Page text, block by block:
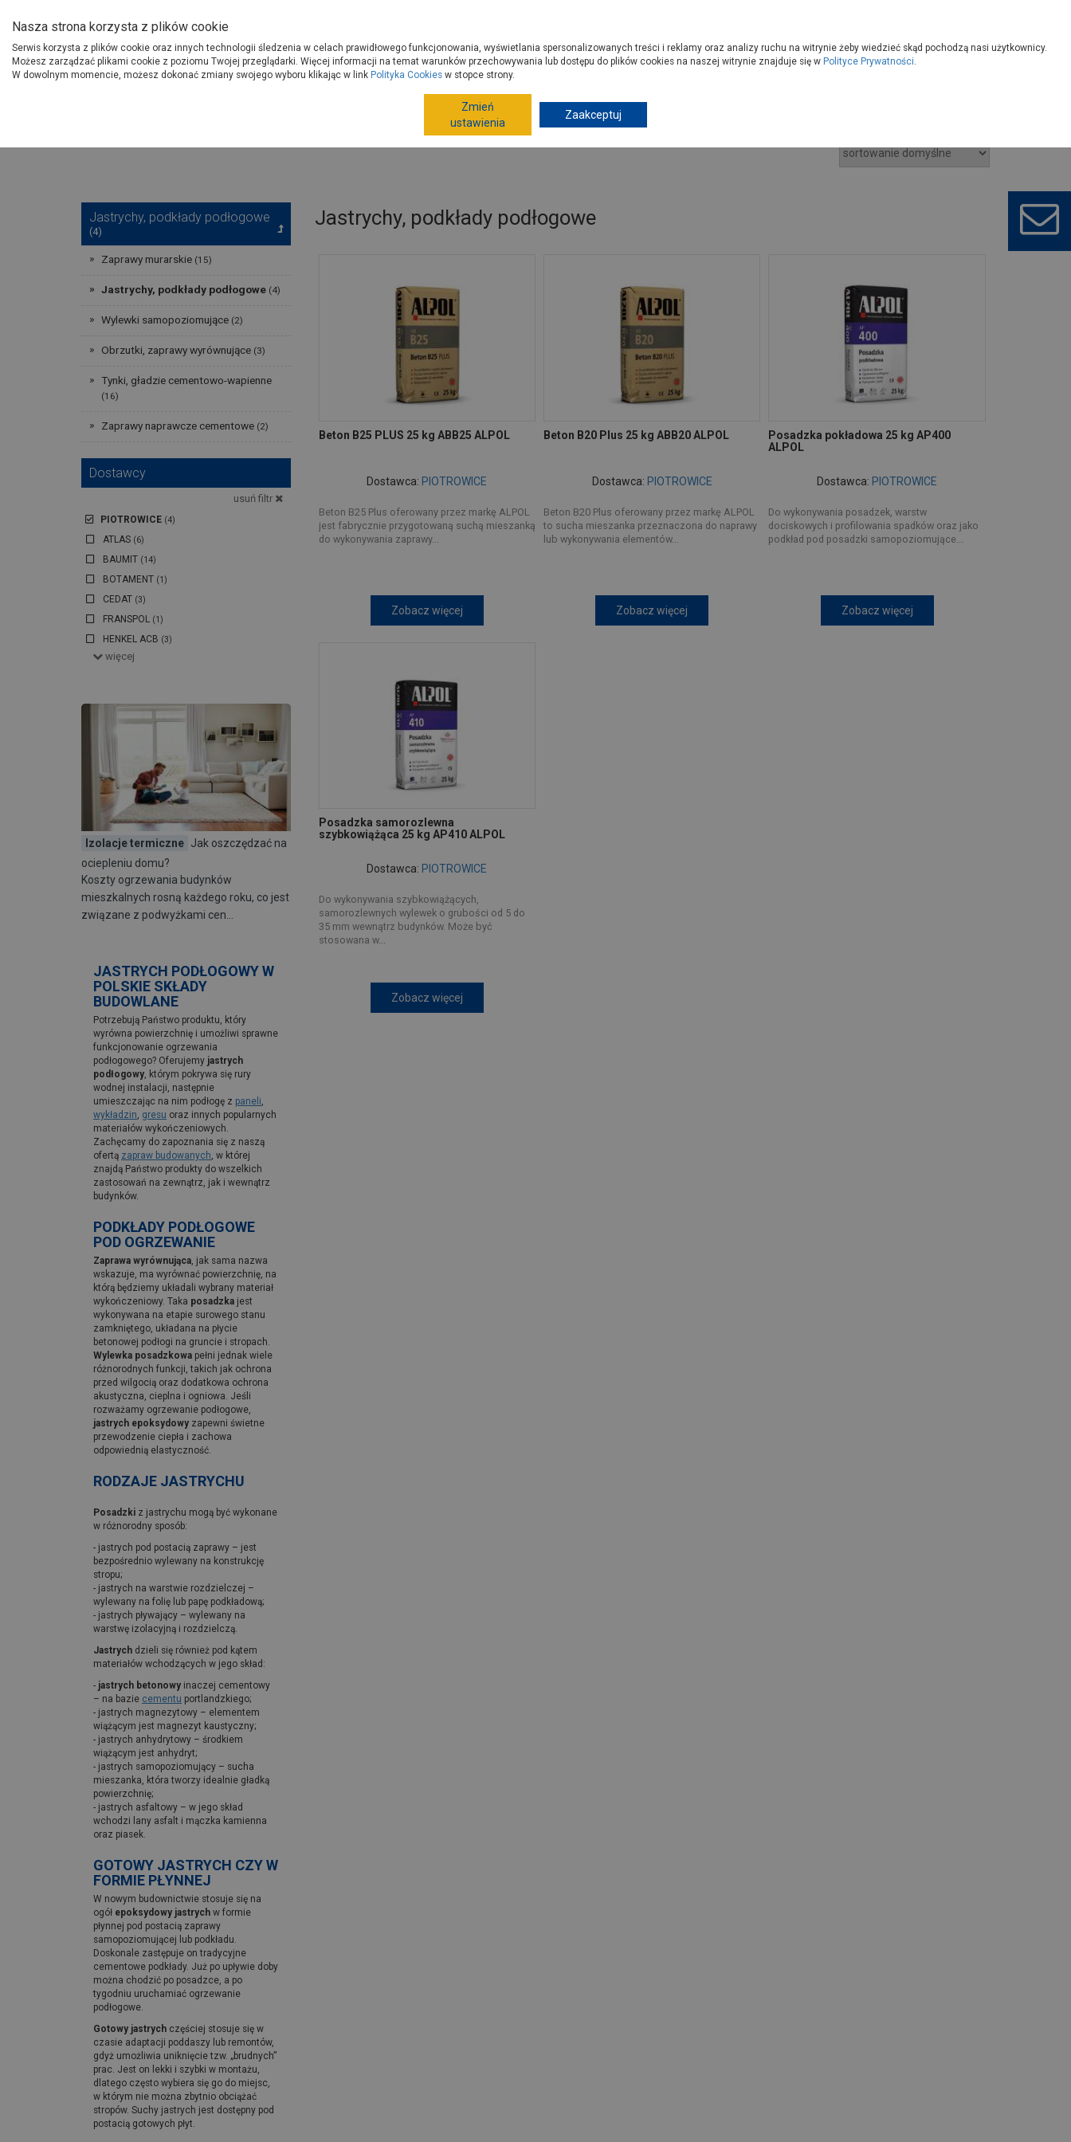
Produkty
O Grupie PSB
Gdzie kupisz Porady
Chemia budowlana Zaprawy budowlane
Jastrychy, podkłady podłogowe
(4)
Zaprawy murarskie (15)
Jastrychy, podkłady podłogowe (4)
Wylewki samopoziomujące (2)
Obrzutki, zaprawy wyrównujące (3)
Tynki, gładzie cementowo-wapienne
(16)
Zaprawy naprawcze cementowe (2)
Dostawcy
usuń filtr
PIOTROWICE (4)
ATLAS (6)
BAUMIT (14)
BOTAMENT (1)
CEDAT (3)
FRANSPOL (1)
HENKEL ACB (3)
HOLCIM CHEMIA BUDOWLANA, STYROPIANY, WEŁNY
SIEVERT(5)
SOLBET SOLEC KUJAWSKI
SOPRO(13)
WEBER (4)
więcej
Izolacje termiczne Jak oszczędzać na
ociepleniu domu?
Koszty ogrzewania budynków
mieszkalnych rosną każdego roku, co jest
związane z podwyżkami cen…
JASTRYCH PODŁOGOWY W
POLSKIE SKŁADY
BUDOWLANE
Potrzebują Państwo produktu, który
wyrówna powierzchnię i umożliwi sprawne
funkcjonowanie ogrzewania
podłogowego? Oferujemy jastrych
podłogowy, którym pokrywa się rury
wodnej instalacji, następnie
umieszczając na nim podłogę z paneli,
wykładzin, gresu oraz innych popularnych
materiałów wykończeniowych.
Zachęcamy do zapoznania się z naszą
ofertą zapraw budowanych, w której
znajdą Państwo produkty do wszelkich
zastosowań na zewnątrz, jak i wewnątrz
budynków.
PODKŁADY PODŁOGOWE
POD OGRZEWANIE
Zaprawa wyrównująca, jak sama nazwa
wskazuje, ma wyrównać powierzchnię, na
którą będziemy układali wybrany materiał
wykończeniowy. Taka posadzka jest
wykonywana na etapie surowego stanu
zamkniętego, układana na płycie
betonowej podłogi na gruncie i stropach.
Wylewka posadzkowa pełni jednak wiele
różnorodnych funkcji, takich jak ochrona
przed wilgocią oraz dodatkowa ochrona
akustyczna, cieplna i ogniowa. Jeśli
rozważamy ogrzewanie podłogowe,
jastrych epoksydowy zapewni świetne
przewodzenie ciepła i zachowa
odpowiednią elastyczność.
RODZAJE JASTRYCHU
Posadzki z jastrychu mogą być wykonane
w różnorodny sposób:
- jastrych pod postacią zaprawy – jest
bezpośrednio wylewany na konstrukcję
stropu;
- jastrych na warstwie rozdzielczej –
wylewany na folię lub papę podkładową;
- jastrych pływający – wylewany na
warstwę izolacyjną i rozdzielczą.
Jastrych dzieli się również pod kątem
materiałów wchodzących w jego skład:
- jastrych betonowy inaczej cementowy
– na bazie cementu portlandzkiego;
- jastrych magnezytowy – elementem
wiążącym jest magnezyt kaustyczny;
- jastrych anhydrytowy – środkiem
wiążącym jest anhydryt;
- jastrych samopoziomujący – sucha
mieszanka, która tworzy idealnie gładką
powierzchnię;
- jastrych asfaltowy – w jego skład
wchodzi lany asfalt i mączka kamienna
oraz piasek.
GOTOWY JASTRYCH CZY W
FORMIE PŁYNNEJ
W nowym budownictwie stosuje się na
ogół epoksydowy jastrych w formie
płynnej pod postacią zaprawy
samopoziomującej lub podkładu.
Doskonale zastępuje on tradycyjne
cementowe podkłady. Już po upływie doby
można chodzić po posadzce, a po
tygodniu uruchamiać ogrzewanie
podłogowe.
Gotowy jastrych częściej stosuje się w
czasie adaptacji poddaszy lub remontów,
gdyż umożliwia uniknięcie tzw. „brudnych”
prac. Jest on lekki i szybki w montażu,
dlatego często wybiera się go do miejsc,
w którym nie można zbytnio obciążać
stropów. Suchy jastrych jest dostępny pod
postacią gotowych płyt.
Jastrychy, podkłady podłogowe
Beton B25 PLUS 25 kg ABB25 ALPOL
Dostawca: PIOTROWICE
Beton B25 Plus oferowany przez markę ALPOL
jest fabrycznie przygotowaną suchą mieszanką
do wykonywania zaprawy...
Zobacz więcej
Beton B20 Plus 25 kg ABB20 ALPOL
Dostawca: PIOTROWICE
Beton B20 Plus oferowany przez markę ALPOL
to sucha mieszanka przeznaczona do naprawy
lub wykonywania elementów...
Zobacz więcej
Posadzka pokładowa 25 kg AP400
ALPOL
Dostawca: PIOTROWICE
Do wykonywania posadzek, warstw
dociskowych i profilowania spadków oraz jako
podkład pod posadzki samopoziomujące...
Zobacz więcej
Posadzka samorozlewna
szybkowiążąca 25 kg AP410 ALPOL
Dostawca: PIOTROWICE
Do wykonywania szybkowiążących,
samorozlewnych wylewek o grubości od 5 do
35 mm wewnątrz budynków. Może być
stosowana w...
Zobacz więcej
Nasza strona korzysta z plików cookie
Serwis korzysta z plików cookie oraz innych technologii śledzenia w celach prawidłowego funkcjonowania, wyświetlania spersonalizowanych treści i reklamy oraz analizy ruchu na witrynie żeby wiedzieć skąd pochodzą nasi użytkownicy.
Możesz zarządzać plikami cookie z poziomu Twojej przeglądarki. Więcej informacji na temat warunków przechowywania lub dostępu do plików cookies na naszej witrynie znajduje się w Polityce Prywatności.
W dowolnym momencie, możesz dokonać zmiany swojego wyboru klikając w link Polityka Cookies w stopce strony.
Zmień
ustawienia
Zaakceptuj